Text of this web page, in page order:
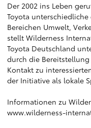
Der 2002 ins Leben
Toyota
Bereichen Umwelt,
stellt Wilderness
Toyota Deutschland
durch die
Kontakt zu
der Initiative als lokale
Informationen zu
www.wilderness-